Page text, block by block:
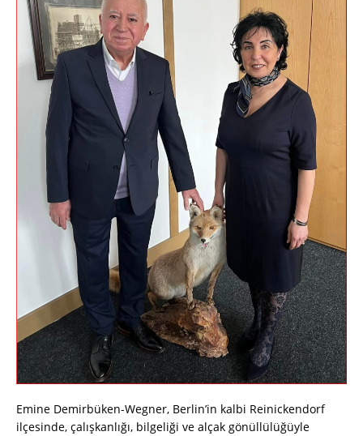
Emine Demirbüken-Wegner, Berlin’in kalbi Reinickendorf
ilçesinde, çalışkanlığı, bilgeliği ve alçak gönüllülüğüyle